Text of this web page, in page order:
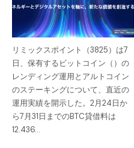
リミックスポイント（3825）は7
日、保有するビットコイン（）の
レンディング運用とアルトコイン
のステーキングについて、直近の
運用実績を開示した。2月24日か
ら7月31日までのBTC貸借料は
12.436…